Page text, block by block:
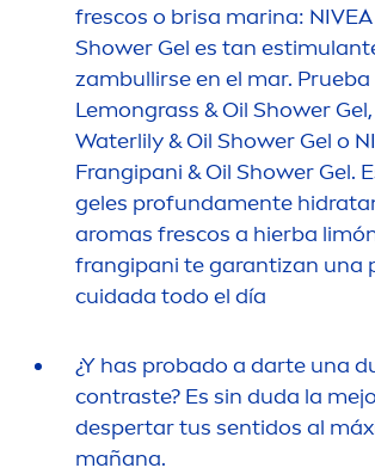
frescos o brisa marina: NIVEA
Shower Gel es tan
zambullirse en el mar. Prueba
Lemongrass & Oil Shower Gel,
Waterlily & Oil Shower Gel o
Frangipani & Oil Shower Gel.
geles profundamente
aromas frescos a hierba
frangipani te garantizan una
cuidada todo el día
¿Y has probado a darte una
contraste? Es sin duda la
despertar tus sentidos al
mañana.